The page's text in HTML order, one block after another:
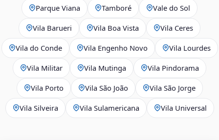
Parque Viana Tamboré Vale do Sol
Vila Barueri Vila Boa Vista Vila Ceres
Vila do Conde Vila Engenho Novo Vila Lourdes
Vila Militar Vila Mutinga Vila Pindorama
Vila Porto Vila São João Vila São Jorge
Vila Silveira Vila Sulamericana Vila Universal